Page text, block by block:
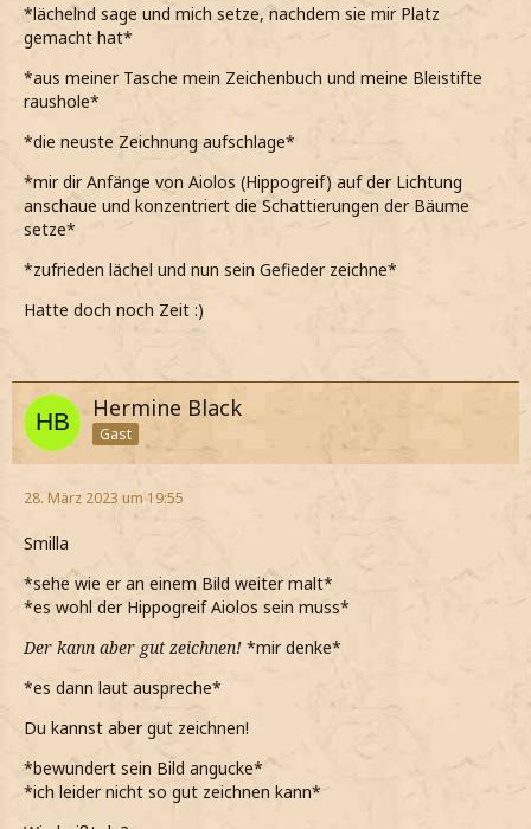
*lächelnd sage und mich setze, nachdem sie mir Platz
gemacht hat*
*aus meiner Tasche mein Zeichenbuch und meine Bleistifte
raushole*
*die neuste Zeichnung aufschlage*
*mir dir Anfänge von Aiolos (Hippogreif) auf der Lichtung
anschaue und konzentriert die Schattierungen der Bäume
setze*
*zufrieden lächel und nun sein Gefieder zeichne*
Hatte doch noch Zeit :)
Hermine Black
Gast
28. März 2023 um 19:55
Smilla
*sehe wie er an einem Bild weiter malt*
*es wohl der Hippogreif Aiolos sein muss*
Der kann aber gut zeichnen! *mir denke*
*es dann laut auspreche*
Du kannst aber gut zeichnen!
*bewundert sein Bild angucke*
*ich leider nicht so gut zeichnen kann*